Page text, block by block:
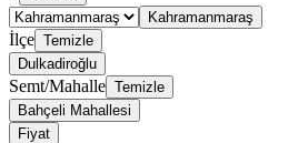
Kahramanmaraş
İlçe Temizle
Dulkadiroğlu
Semt/Mahalle Temizle
Bahçeli Mahallesi
Fiyat